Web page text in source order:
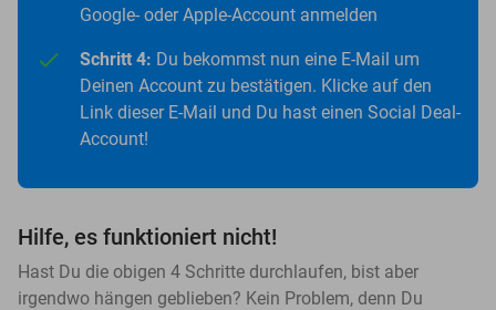
Google- oder Apple-Account anmelden
Schritt 4: Du bekommst nun eine E-Mail um
Deinen Account zu bestätigen. Klicke auf den
Link dieser E-Mail und Du hast einen Social Deal-
Account!
Hilfe, es funktioniert nicht!
Hast Du die obigen 4 Schritte durchlaufen, bist aber
irgendwo hängen geblieben? Kein Problem, denn Du